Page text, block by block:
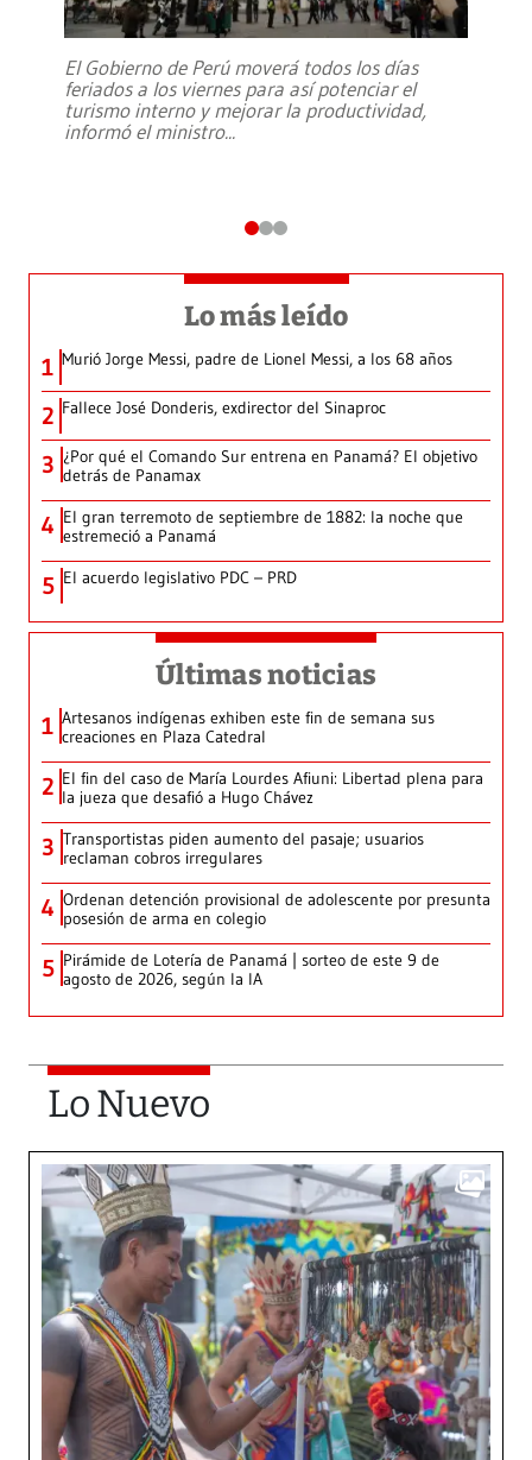
El Gobierno de Perú moverá todos los días
feriados a los viernes para así potenciar el
turismo interno y mejorar la productividad,
informó el ministro...
Lo más leído
1 Murió Jorge Messi, padre de Lionel Messi, a los 68 años
2 Fallece José Donderis, exdirector del Sinaproc
3 ¿Por qué el Comando Sur entrena en Panamá? El objetivo
detrás de Panamax
4 El gran terremoto de septiembre de 1882: la noche que
estremeció a Panamá
5 El acuerdo legislativo PDC – PRD
Últimas noticias
1 Artesanos indígenas exhiben este fin de semana sus
creaciones en Plaza Catedral
2 El fin del caso de María Lourdes Afiuni: Libertad plena para
la jueza que desafió a Hugo Chávez
3 Transportistas piden aumento del pasaje; usuarios
reclaman cobros irregulares
4 Ordenan detención provisional de adolescente por presunta
posesión de arma en colegio
5 Pirámide de Lotería de Panamá | sorteo de este 9 de
agosto de 2026, según la IA
Lo Nuevo